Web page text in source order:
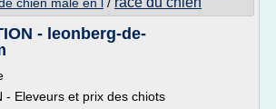
- leonberg-de-
- Eleveurs et prix des chiots